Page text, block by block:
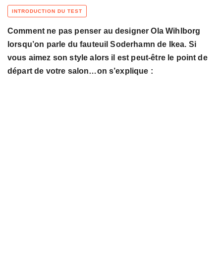
Comment ne pas penser au designer Ola Wihlborg
lorsqu’on parle du fauteuil Soderhamn de Ikea. Si
vous aimez son style alors il est peut-être le point de
départ de votre salon…on s’explique :